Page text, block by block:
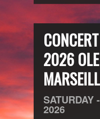
2026
SATURDAY -
2026